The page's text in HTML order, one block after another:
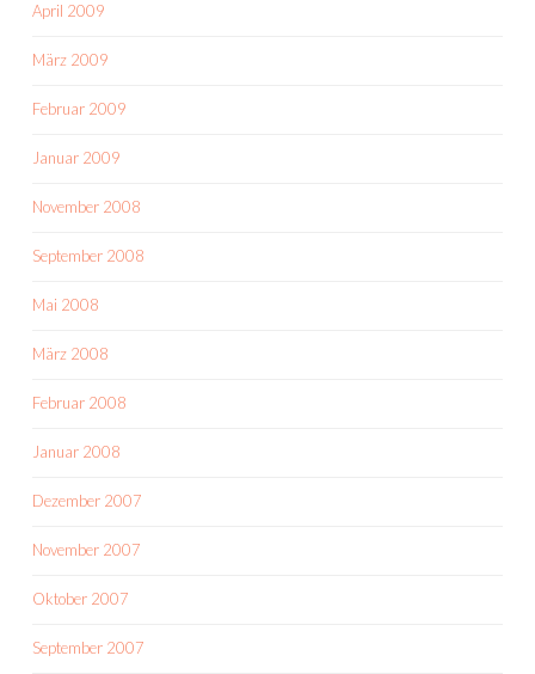
April 2009
März 2009
Februar 2009
Januar 2009
November 2008
September 2008
Mai 2008
März 2008
Februar 2008
Januar 2008
Dezember 2007
November 2007
Oktober 2007
September 2007